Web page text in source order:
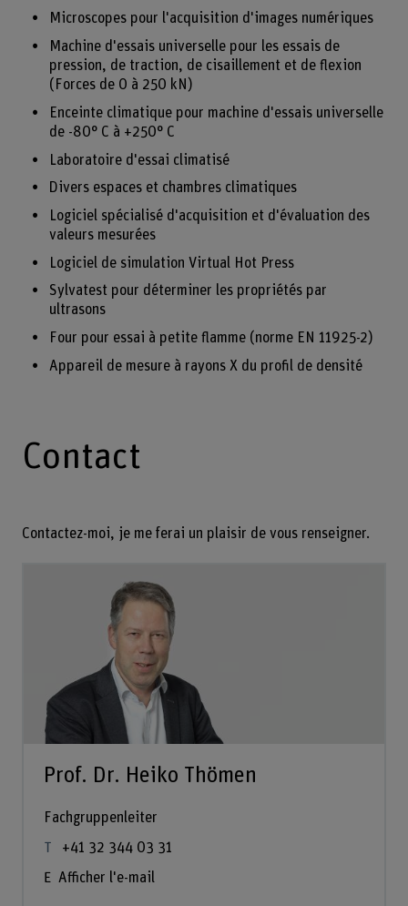
Microscopes pour l'acquisition d'images numériques
Machine d'essais universelle pour les essais de
pression, de traction, de cisaillement et de flexion
(Forces de 0 à 250 kN)
Enceinte climatique pour machine d'essais universelle
de -80° C à +250° C
Laboratoire d'essai climatisé
Divers espaces et chambres climatiques
Logiciel spécialisé d'acquisition et d'évaluation des
valeurs mesurées
Logiciel de simulation Virtual Hot Press
Sylvatest pour déterminer les propriétés par
ultrasons
Four pour essai à petite flamme (norme EN 11925-2)
Appareil de mesure à rayons X du profil de densité
Contact
Contactez-moi, je me ferai un plaisir de vous renseigner.
Prof. Dr. Heiko Thömen
Fachgruppenleiter
+41 32 344 03 31
Afficher l'e-mail